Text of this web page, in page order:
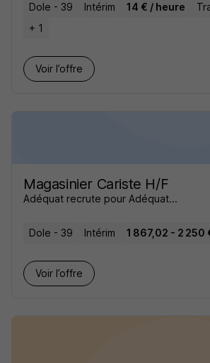
Dole - 39 Intérim 14 € / heure
+ 1
Voir l’offre
Magasinier Cariste H/F
Adéquat recrute pour Adéquat...
Dole - 39 Intérim 1 867,02 - 2 250
Voir l’offre